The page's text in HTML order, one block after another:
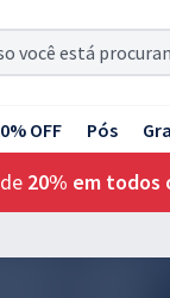
OFF Pós
20% em todos